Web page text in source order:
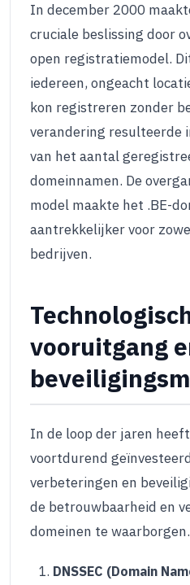
In december 2000
cruciale beslissing door
open registratiemodel.
iedereen, ongeacht
kon registreren zonder
verandering resulteerde
van het aantal
domeinnamen. De
model maakte het .BE-
aantrekkelijker voor
bedrijven.
vooruitgang
In de loop der jaren
voortdurend
verbeteringen en
de betrouwbaarheid en
domeinen te waarborgen.
DNSSEC (Domain